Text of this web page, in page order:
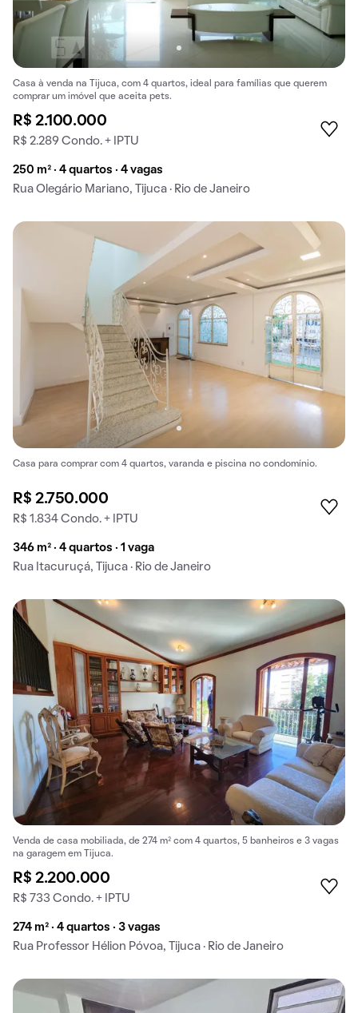
Casa à venda na Tijuca, com 4 quartos, ideal para famílias que querem
comprar um imóvel que aceita pets.
R$ 2.100.000
R$ 2.289 Condo. + IPTU
250 m² · 4 quartos · 4 vagas
Rua Olegário Mariano, Tijuca · Rio de Janeiro
Casa para comprar com 4 quartos, varanda e piscina no condomínio.
R$ 2.750.000
R$ 1.834 Condo. + IPTU
346 m² · 4 quartos · 1 vaga
Rua Itacuruçá, Tijuca · Rio de Janeiro
Venda de casa mobiliada, de 274 m² com 4 quartos, 5 banheiros e 3 vagas
na garagem em Tijuca.
R$ 2.200.000
R$ 733 Condo. + IPTU
274 m² · 4 quartos · 3 vagas
Rua Professor Hélion Póvoa, Tijuca · Rio de Janeiro